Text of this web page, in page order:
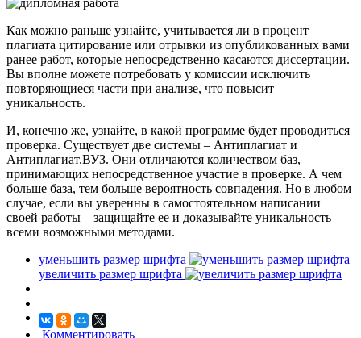
Как можно раньше узнайте, учитывается ли в процент
плагиата цитирование или отрывки из опубликованных вами
ранее работ, которые непосредственно касаются диссертации.
Вы вполне можете потребовать у комиссии исключить
повторяющиеся части при анализе, что повысит
уникальность.
И, конечно же, узнайте, в какой программе будет проводиться
проверка. Существует две системы – Антиплагиат и
Антиплагиат.ВУЗ. Они отличаются количеством баз,
принимающих непосредственное участие в проверке. А чем
больше база, тем больше вероятность совпадения. Но в любом
случае, если вы уверенны в самостоятельном написании
своей работы – защищайте ее и доказывайте уникальность
всеми возможными методами.
уменьшить размер шрифта
увеличить размер шрифта
Комментировать